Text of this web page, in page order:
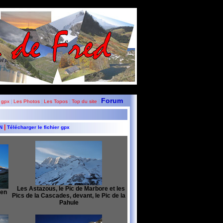
gpx Les Photos Les Topos Top du site Forum
Télécharger le fichier gpx
Les Astazous, le Pic de Marbore et les
Pics de la Cascades, devant, le Pic de la
Pahule